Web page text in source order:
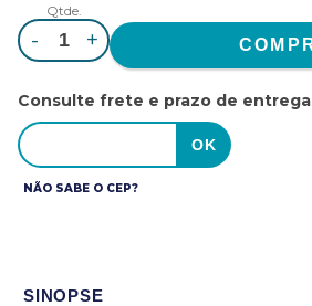
Qtde.
- +
Consulte frete e prazo de entrega
NÃO SABE O CEP?
SINOPSE